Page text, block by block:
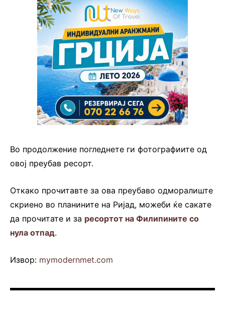
Во продолжение погледнете ги фотографиите од
овој преубав ресорт.
Откако прочитавте за ова преубаво одморалиште
скриено во планините на Ријад, можеби ќе сакате
да прочитате и за ресортот на Филипините со
нула отпад.
Извор: mymodernmet.com